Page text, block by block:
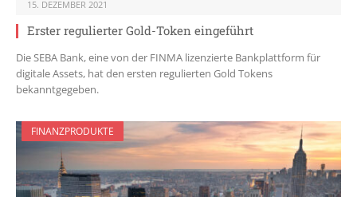
15. DEZEMBER 2021
Erster regulierter Gold-Token eingeführt
Die SEBA Bank, eine von der FINMA lizenzierte Bankplattform für
digitale Assets, hat den ersten regulierten Gold Tokens
bekanntgegeben.
FINANZPRODUKTE